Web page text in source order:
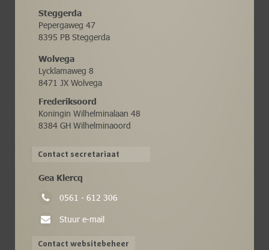
Steggerda
Pepergaweg 47
8395 PB Steggerda
Wolvega
Lycklamaweg 8
8471 JX Wolvega
Frederiksoord
Koningin Wilhelminalaan 48
8384 GH Wilhelminaoord
Contact secretariaat
Gea Klercq
0561 - 612 306
Stuur e-mail
Contact websitebeheer